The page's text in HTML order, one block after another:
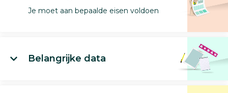
Je moet aan bepaalde eisen voldoen
Belangrijke data